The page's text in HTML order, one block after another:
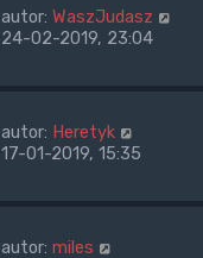
autor: WaszJudasz
24-02-2019, 23:04
autor: Heretyk
17-01-2019, 15:35
autor: miles